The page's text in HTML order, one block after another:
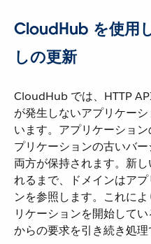
CloudHub を使用
しの更新
CloudHub では、HTTP
が発生しないアプリケー
います。アプリケーショ
プリケーションの古いバ
両方が保持されます。新
れるまで、ドメインはア
ンを参照します。これに
リケーションを開始して
からの要求を引き続き処理